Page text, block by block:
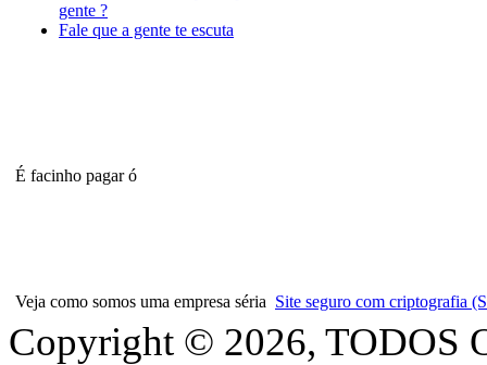
gente ?
Fale que a gente te escuta
É facinho pagar ó
Veja como somos uma empresa séria Site seguro com criptografia
Copyright © 2026, TODOS